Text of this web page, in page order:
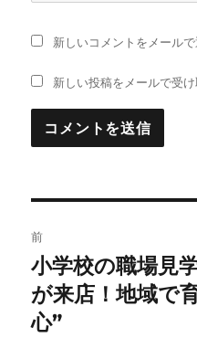
新しいコメントをメール
新しい投稿をメールで受
稿
ナ
ビ
前
前
の
投
小学校の職場見
が来店！地域で
心”